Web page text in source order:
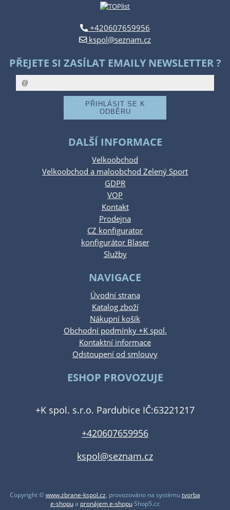
+420607659956
kspol@seznam.cz
PŘEJETE SI ZASÍLAT EMAILY NEWSLETTER ?
DALŠÍ INFORMACE
Velkoobchod
Velkoobchod a maloobchod Zelený Sport
GDPR
VOP
Kontakt
Prodejna
CZ konfigurator
konfigurátor Blaser
Služby
NAVIGACE
Úvodní strana
Katalog zboží
Nákupní košík
Obchodní podmínky +K spol.
Kontaktní informace
Odstoupení od smlouvy
ESHOP PROVOZUJE
+K spol. s.r.o. Pardubice IČ:63221217
+420607659956
kspol@seznam.cz
Copyright ©www.zbrane-kspol.cz, provozováno na systémutvorba
e-shopua pronájem e-shopuShop5.cz